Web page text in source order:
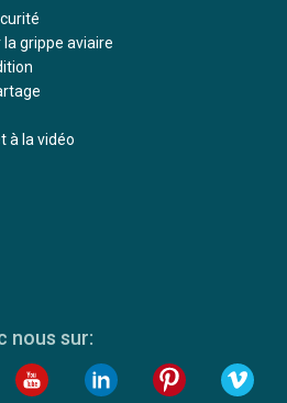
grippe aviaire
à la vidéo
nous sur: